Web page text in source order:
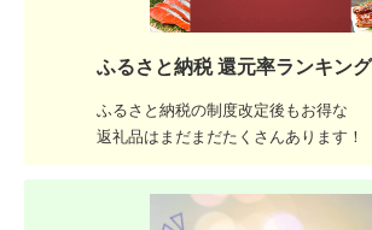
ふるさと納税 還元率ランキン
ふるさと納税の制度改定後もお得な
返礼品はまだまだたくさんあります！